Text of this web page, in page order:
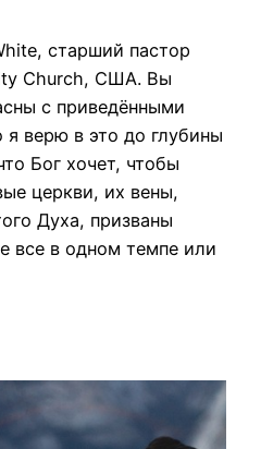
старший пастор
Church, США. Вы
с приведёнными
верю в это до глубины
Бог хочет, чтобы
церкви, их вены,
Духа, призваны
все в одном темпе или